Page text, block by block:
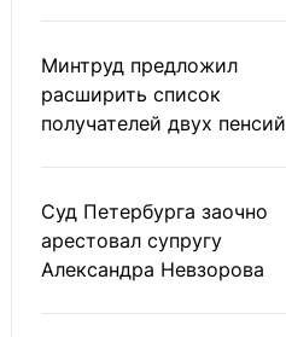
Минтруд предложил
расширить список
получателей двух пенсий
Суд Петербурга заочно
арестовал супругу
Александра Невзорова